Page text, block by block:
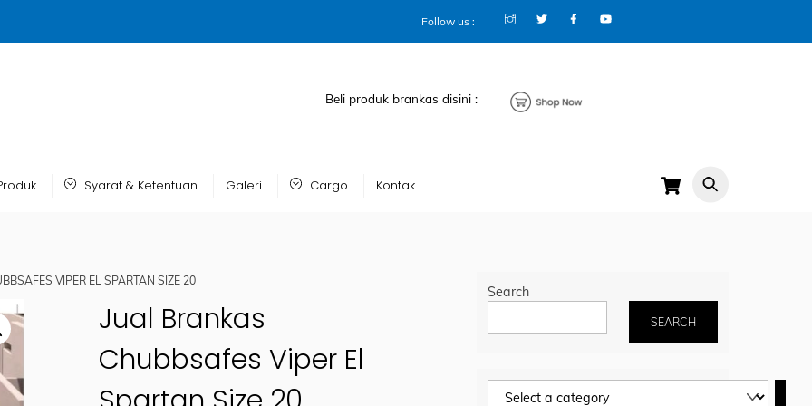
Follow us :
Cart
Syarat & Ketentuan Galeri Cargo Kontak
Beli produk brankas disini :
VIPER EL SPARTAN SIZE 20
Jual Brankas
Chubbsafes Viper El
Search
SEARCH